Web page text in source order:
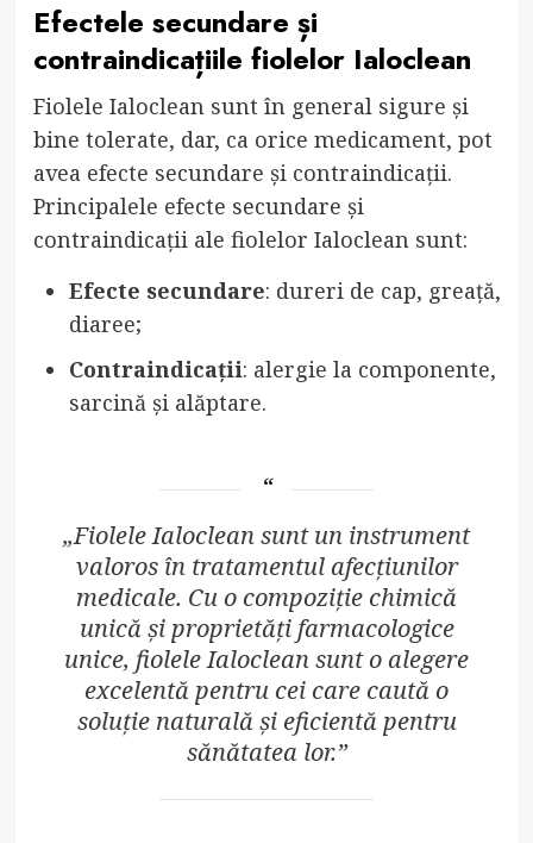
Efectele secundare și
contraindicațiile fiolelor Ialoclean
Fiolele Ialoclean sunt în general sigure și
bine tolerate, dar, ca orice medicament, pot
avea efecte secundare și contraindicații.
Principalele efecte secundare și
contraindicații ale fiolelor Ialoclean sunt:
Efecte secundare: dureri de cap, greață,
diaree;
Contraindicații: alergie la componente,
sarcină și alăptare.
„Fiolele Ialoclean sunt un instrument
valoros în tratamentul afecțiunilor
medicale. Cu o compoziție chimică
unică și proprietăți farmacologice
unice, fiolele Ialoclean sunt o alegere
excelentă pentru cei care caută o
soluție naturală și eficientă pentru
sănătatea lor.”